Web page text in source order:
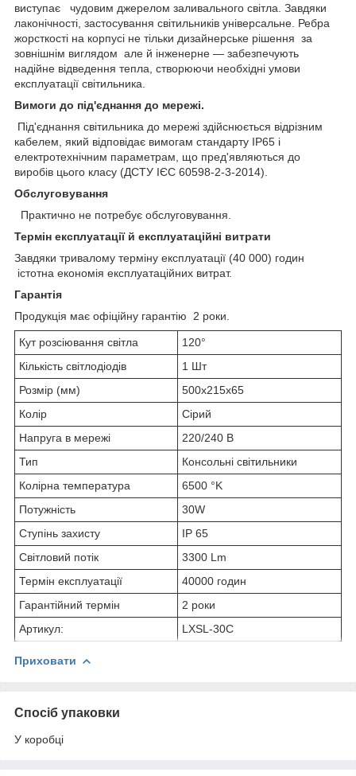
виступає чудовим джерелом заливального світла. Завдяки
лаконічності, застосування світильників універсальне. Ребра
жорсткості на корпусі не тільки дизайнерське рішення за
зовнішнім виглядом але й інженерне — забезпечують
надійне відведення тепла, створюючи необхідні умови
експлуатації світильника.
Вимоги до під'єднання до мережі.
Під'єднання світильника до мережі здійснюється відрізним
кабелем, який відповідає вимогам стандарту IP65 і
електротехнічним параметрам, що пред'являються до
виробів цього класу (ДСТУ ІЄС 60598-2-3-2014).
Обслуговування
Практично не потребує обслуговування.
Термін експлуатації й експлуатаційні витрати
Завдяки тривалому терміну експлуатації (40 000) годин
істотна економія експлуатаційних витрат.
Гарантія
Продукція має офіційну гарантію 2 роки.
Кут розсіювання світла
120°
Кількість світлодіодів
1 Шт
Розмір (мм)
500х215х65
Колір
Сірий
Напруга в мережі
220/240 В
Тип
Консольні світильники
Колірна температура
6500 °K
Потужність
30W
Ступінь захисту
IP 65
Світловий потік
3300 Lm
Термін експлуатації
40000 годин
Гарантійний термін
2 роки
Артикул:
LXSL-30C
Приховати
Спосіб упаковки
У коробці